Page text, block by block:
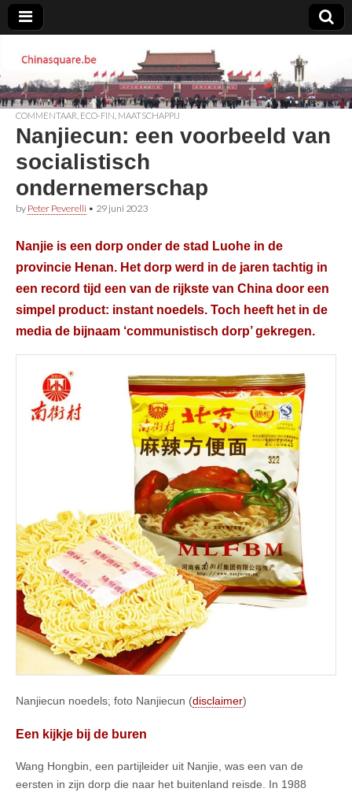
Chinasquare.be
COMMENTAAR ECO-FIN MAATSCHAPPIJ
Nanjiecun: een voorbeeld van
socialistisch
ondernemerschap
by Peter Peverelli • 29 juni 2023
Nanjie is een dorp onder de stad Luohe in de
provincie Henan. Het dorp werd in de jaren tachtig in
een record tijd een van de rijkste van China door een
simpel product: instant noedels. Toch heeft het in de
media de bijnaam ‘communistisch dorp’ gekregen.
Nanjiecun noedels; foto Nanjiecun (disclaimer)
Een kijkje bij de buren
Wang Hongbin, een partijleider uit Nanjie, was een van de
eersten in zijn dorp die naar het buitenland reisde. In 1988